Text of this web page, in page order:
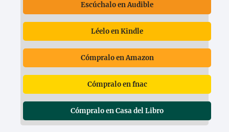
Escúchalo en Audible
Léelo en Kindle
Cómpralo en Amazon
Cómpralo en fnac
Cómpralo en Casa del Libro